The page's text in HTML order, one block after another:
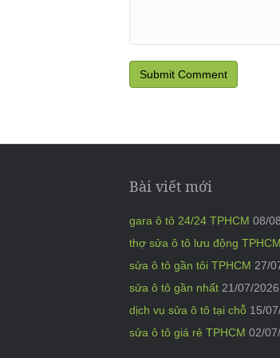
Bài viết mới
gara ô tô 24/24 TPHCM 08/
thợ sửa ô tô lưu động TPHCM
sửa ô tô gần tôi TPHCM 27/
sửa ô tô gần nhất 21/07/2026
dịch vụ sửa ô tô tại chỗ 15/
sửa ô tô giá rẻ TPHCM 02/